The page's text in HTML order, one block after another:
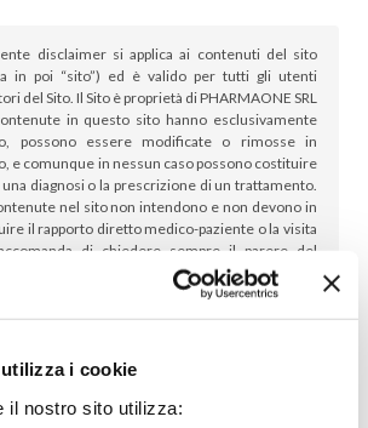
i cookie
il nostro sito utilizza:
disclaimer si applica ai contenuti del sito
in poi “sito”) ed è valido per tutti gli utenti
del Sito. Il Sito è proprietà di PHARMAONE SRL
in questo sito hanno esclusivamente
possono essere modificate o rimosse in
e comunque in nessun caso possono costituire
diagnosi o la prescrizione di un trattamento.
nel sito non intendono e non devono in
il rapporto diretto medico-paziente o la visita
di chiedere sempre il parere del
e/o di specialisti riguardo qualsiasi
Se si hanno dubbi o quesiti sull’uso di un
consultare il proprio medico.